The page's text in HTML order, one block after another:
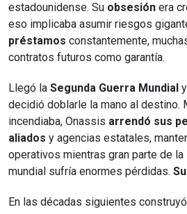
estadounidense. Su obsesión era
eso implicaba asumir riesgos
préstamos constantemente,
contratos futuros como garantía.
Llegó la Segunda Guerra Mundial
decidió doblarle la mano al destino.
incendiaba, Onassis arrendó sus
aliados y agencias estatales,
operativos mientras gran parte de la
mundial sufría enormes pérdidas.
En las décadas siguientes